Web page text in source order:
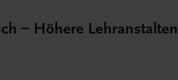
– Höhere